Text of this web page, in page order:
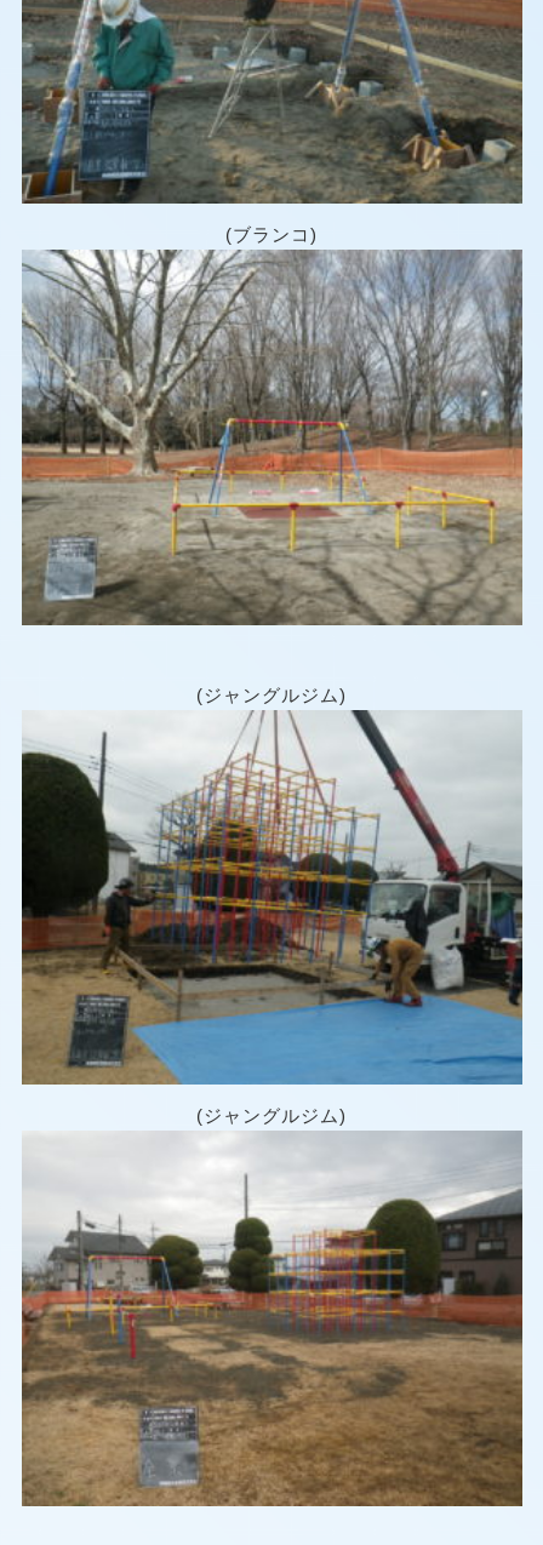
(ブランコ)
(ジャングルジム)
(ジャングルジム)